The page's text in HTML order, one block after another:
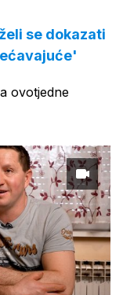
se dokazati
ovotjedne